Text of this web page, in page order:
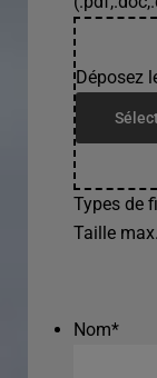
Déposez
Types de
Taille
Nom*